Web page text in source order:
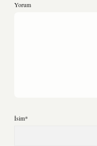
Yorum
İsim*